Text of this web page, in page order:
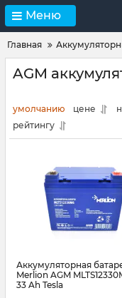
Меню
Главная
AGM
умолчанию цене
рейтингу
Аккумуляторная
Merlion AGM
33 Ah Tesla